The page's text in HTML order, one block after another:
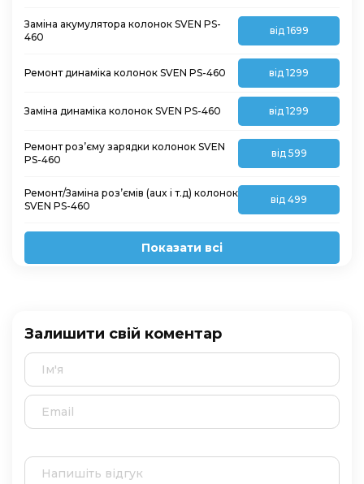
Заміна акумулятора колонок SVEN PS-
460
від 1699
Ремонт динаміка колонок SVEN PS-460 від 1299
Заміна динаміка колонок SVEN PS-460 від 1299
Ремонт роз’єму зарядки колонок SVEN
PS-460
від 599
Ремонт/Заміна роз’ємів (aux і т.д) колонок
SVEN PS-460
від 499
Показати всі
Залишити свій коментар